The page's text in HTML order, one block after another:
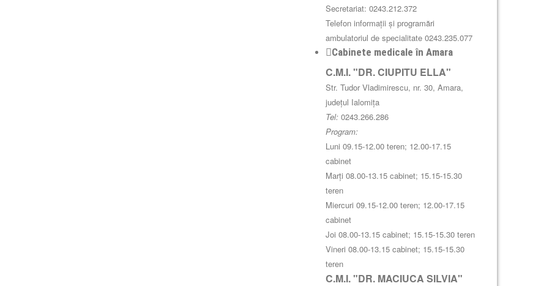
Secretariat: 0243.212.372
Telefon informații și programări
ambulatoriul de specialitate 0243.235.077
Cabinete medicale în Amara
C.M.I. "DR. CIUPITU ELLA"
Str. Tudor Vladimirescu, nr. 30, Amara,
județul Ialomița
Tel:0243.266.286
Program:
Luni 09.15-12.00 teren; 12.00-17.15
cabinet
Marți 08.00-13.15 cabinet; 15.15-15.30
teren
Miercuri 09.15-12.00 teren; 12.00-17.15
cabinet
Joi 08.00-13.15 cabinet; 15.15-15.30 teren
Vineri 08.00-13.15 cabinet; 15.15-15.30
teren
C.M.I. "DR. MACIUCA SILVIA"